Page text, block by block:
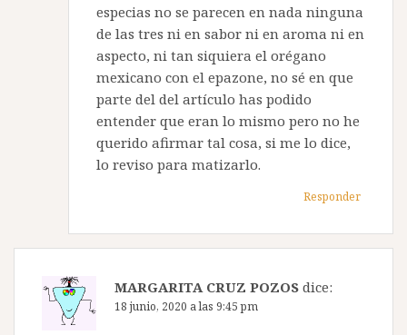
especias no se parecen en nada ninguna
de las tres ni en sabor ni en aroma ni en
aspecto, ni tan siquiera el orégano
mexicano con el epazone, no sé en que
parte del del artículo has podido
entender que eran lo mismo pero no he
querido afirmar tal cosa, si me lo dice,
lo reviso para matizarlo.
Responder
MARGARITA CRUZ POZOS dice:
18 junio, 2020 a las 9:45 pm